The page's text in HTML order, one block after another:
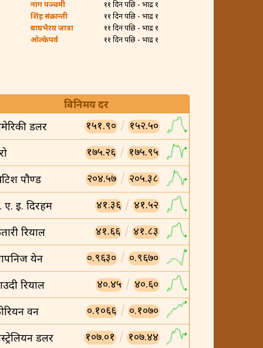
नाग पञ्चमी
११ दिन पछि - भाद्र १
शिंह संक्रान्ती
११ दिन पछि - भाद्र १
बाघभैरव जात्रा
११ दिन पछि - भाद्र १
ओल्केपर्व
११ दिन पछि - भाद्र १
विनिमय दर
डलर १५१.९० / १५२.५०
१७५.२६ / १७५.९५
पौण्ड २०४.५७ / २०५.३८
ए. इ. दिरहम ४१.३६ / ४१.५२
रियाल ४१.६६ / ४१.८३
येन ०.९६३० / ०.९६७०
रियाल ४०.४५ / ४०.६०
वन ०.१०६६ / ०.१०७०
डलर १०७.०१ / १०७.४४